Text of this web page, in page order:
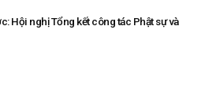
Hội nghị Tổng kết công tác Phật sự và